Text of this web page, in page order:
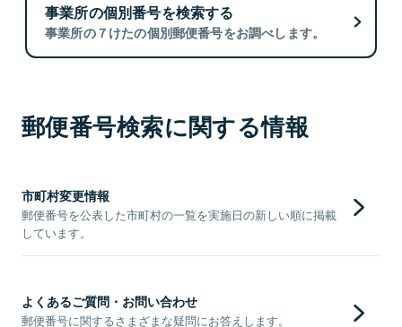
事業所の個別番号を検索する
事業所の７けたの個別郵便番号をお調べします。
郵便番号検索に関する情報
市町村変更情報
郵便番号を公表した市町村の一覧を実施日の新しい順に掲載
しています。
よくあるご質問・お問い合わせ
郵便番号に関するさまざまな疑問にお答えします。